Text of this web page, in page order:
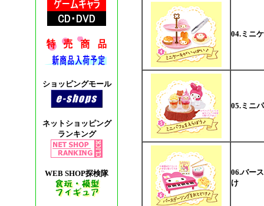
ショッピングモール
ネットショッピング
ランキング
WEB SHOP探検隊
04.ミニ
05.ミニ
06.バー
け